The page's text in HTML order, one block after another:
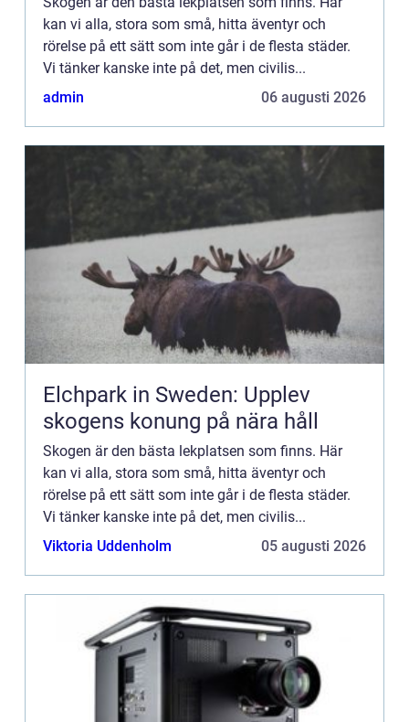
kan vi alla, stora som små, hitta äventyr och
rörelse på ett sätt som inte går i de flesta städer.
Vi tänker kanske inte på det, men civilis...
admin
06 augusti 2026
Elchpark in Sweden: Upplev
skogens konung på nära håll
Skogen är den bästa lekplatsen som finns. Här
kan vi alla, stora som små, hitta äventyr och
rörelse på ett sätt som inte går i de flesta städer.
Vi tänker kanske inte på det, men civilis...
Viktoria Uddenholm
05 augusti 2026